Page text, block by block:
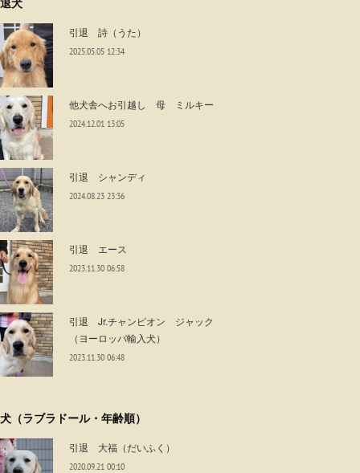
引退 詩（うた）
2025.05.05 12:34
他犬舎へお引越し 母 ミルキー
2024.12.01 13:05
引退 シャンディ
2024.08.23 23:36
引退 エース
2023.11.30 06:58
引退 Jr.チャンピオン ジャック
（ヨーロッパ輸入犬）
2023.11.30 06:48
（ラブラドール・年齢順）
引退 大福（だいふく）
2020.09.21 00:10